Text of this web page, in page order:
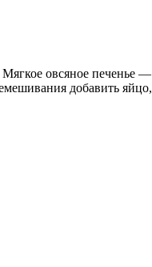
овсяное печенье
добавить